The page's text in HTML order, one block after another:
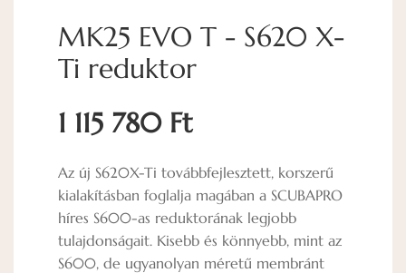
MK25 EVO T - S620 X-
Ti reduktor
1 115 780 Ft
Az új S620X-Ti továbbfejlesztett, korszerű
kialakításban foglalja magában a SCUBAPRO
híres S600-as reduktorának legjobb
tulajdonságait. Kisebb és könnyebb, mint az
S600, de ugyanolyan méretű membránt